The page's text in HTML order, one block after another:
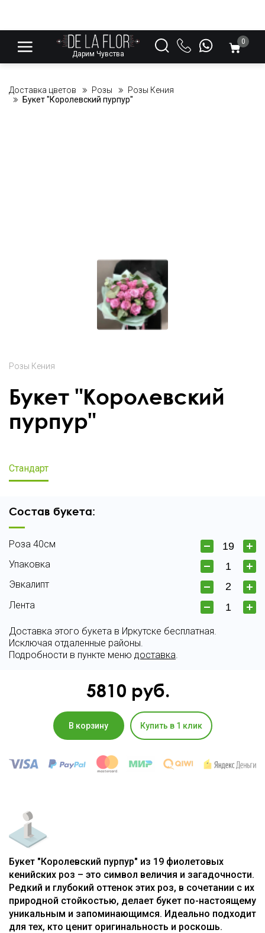
Дарим Чувства
0
Доставка цветов Розы
Розы Кения
Букет "Королевский пурпур"
Розы Кения
Букет "Королевский
пурпур"
Стандарт
Состав букета:
Роза 40см
Упаковка
Эвкалипт
Лента
Доставка этого букета в Иркутске бесплатная.
Исключая отдаленные районы.
Подробности в пункте меню доставка.
5810 руб.
В корзину Купить в 1 клик
Букет "Королевский пурпур" из 19 фиолетовых
кенийских роз – это символ величия и загадочности.
Редкий и глубокий оттенок этих роз, в сочетании с их
природной стойкостью, делает букет по-настоящему
уникальным и запоминающимся. Идеально подходит
для тех, кто ценит оригинальность и роскошь.